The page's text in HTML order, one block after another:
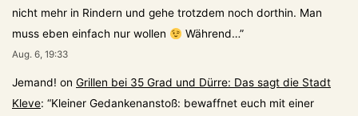
nicht mehr in Rindern und gehe trotzdem noch dorthin. Man
muss eben einfach nur wollen
Während…”
Aug. 6, 19:33
Jemand! on Grillen bei 35 Grad und Dürre: Das sagt die Stadt
Kleve: “Kleiner Gedankenanstoß: bewaffnet euch mit einer